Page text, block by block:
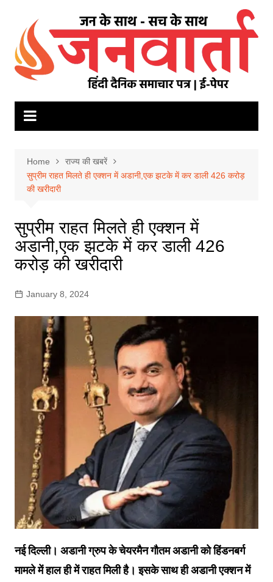
content
Home
राज्य की खबरें
सुप्रीम राहत मिलते ही एक्शन में अडानी,एक झटके में कर डाली 426 करोड़
की खरीदारी
सुप्रीम राहत मिलते ही एक्शन में
अडानी,एक झटके में कर डाली 426
करोड़ की खरीदारी
January 8, 2024
नई दिल्ली। अडानी ग्रुप के चेयरमैन गौतम अडानी को हिंडनबर्ग
मामले में हाल ही में राहत मिली है। इसके साथ ही अडानी एक्शन में